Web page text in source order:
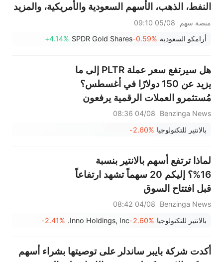
النفط، الذهب، الأسهم السعودية والأمريكية، والمزيد
منصة سهم
05/08 09:10
أرامكو السعودية -0.59%
SPDR Gold Shares
+4.14%
هل سيرتفع سعر عملة PLTR إلى ما
يزيد عن 150 دولارًا في أغسطس؟
مُستثمرو العملات الرقمية يرفعون
سقف توقعاتهم بعد أرباح بالانتير
القوية في الربع الثاني.
Benzinga News
04/08 08:36
بالانتير للتكنولوجيا -2.60%
لماذا ترتفع أسهم بالانتير بنسبة
16%؟ إليكم 20 سهماً تشهد ارتفاعاً
قبل افتتاح السوق
Benzinga News
04/08 08:42
بالانتير للتكنولوجيا -2.60%
Inno Holdings, Inc.
-2.41%
أكدت شركة بايبر ساندلر على توصيتها بشراء أسهم